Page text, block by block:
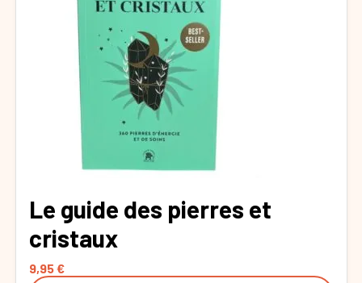
Le guide des pierres et
cristaux
9,95€